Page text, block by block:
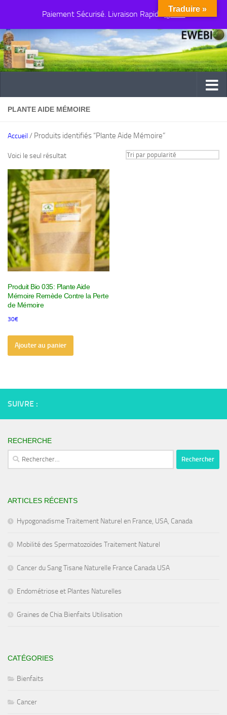
Paiement Sécurisé. Livraison Rapide Ignorer
Au dessous du contenu
PLANTE AIDE MÉMOIRE
Accueil / Produits identifiés “Plante Aide Mémoire”
Voici le seul résultat
Produit Bio 035: Plante Aide
Mémoire Remède Contre la Perte
de Mémoire
30€
Ajouter au panier
SUIVRE :
RECHERCHE
Rechercher :
ARTICLES RÉCENTS
Hypogonadisme Traitement Naturel en France, USA, Canada
Mobilité des Spermatozoïdes Traitement Naturel
Cancer du Sang Tisane Naturelle France Canada USA
Endométriose et Plantes Naturelles
Graines de Chia Bienfaits Utilisation
CATÉGORIES
Bienfaits
Cancer
Traduire »